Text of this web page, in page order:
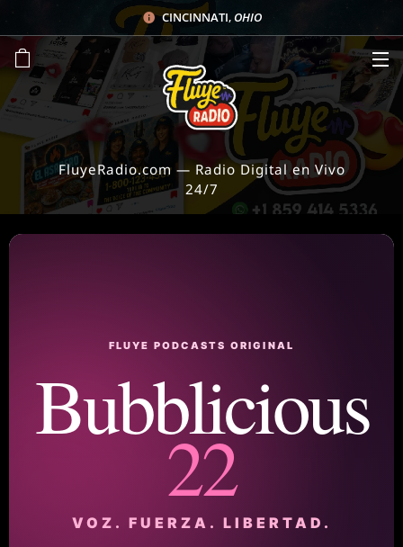
CINCINNATI,OHIO
FluyeRadio.com — Radio Digital en Vivo
24/7
FLUYE PODCASTS ORIGINAL
Bubblicious
22
VOZ. FUERZA. LIBERTAD.